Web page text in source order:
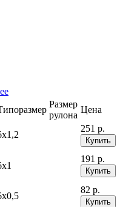
Размер
рулона
Цена
251 р.
Купить
191 р.
Купить
82 р.
Купить